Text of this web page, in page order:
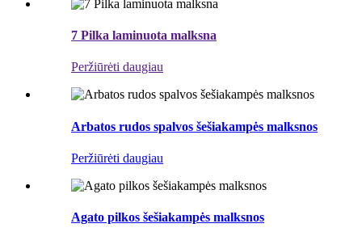
7 Pilka laminuota malksna
Peržiūrėti daugiau
Arbatos rudos spalvos šešiakampės malksnos
Peržiūrėti daugiau
Agato pilkos šešiakampės malksnos